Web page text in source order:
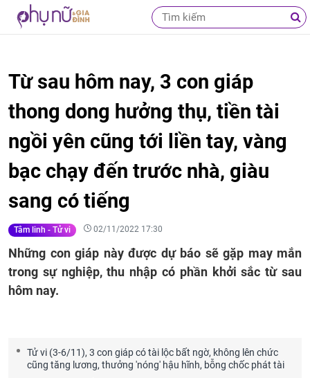
Từ sau hôm nay, 3 con giáp
thong dong hưởng thụ, tiền tài
ngồi yên cũng tới liền tay, vàng
bạc chạy đến trước nhà, giàu
sang có tiếng
Tâm linh - Tử vi 02/11/2022 17:30
Những con giáp này được dự báo sẽ gặp may mắn
trong sự nghiệp, thu nhập có phần khởi sắc từ sau
hôm nay.
Tử vi (3-6/11), 3 con giáp có tài lộc bất ngờ, không lên chức
cũng tăng lương, thưởng 'nóng' hậu hĩnh, bỗng chốc phát tài